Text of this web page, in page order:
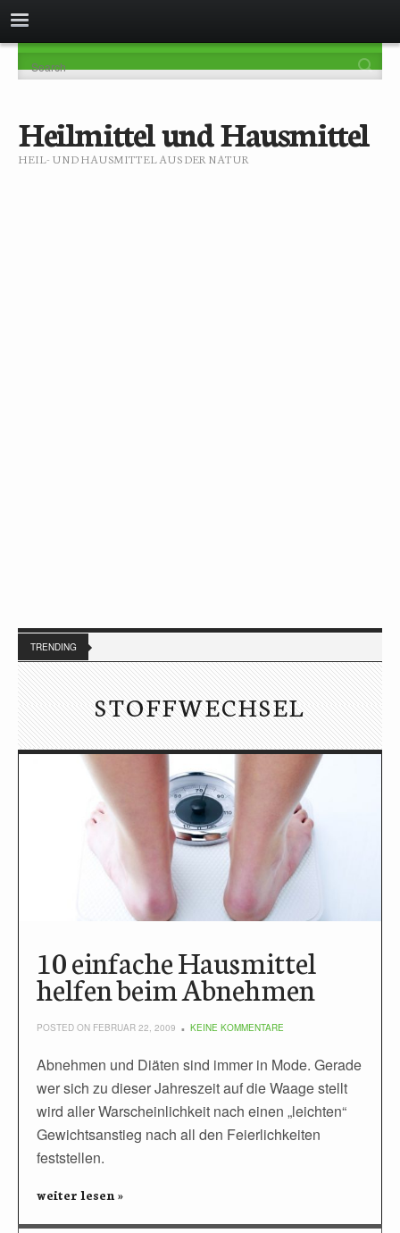
Heilmittel und Hausmittel
HEIL- UND HAUSMITTEL AUS DER NATUR
TRENDING
STOFFWECHSEL
10 einfache Hausmittel
helfen beim Abnehmen
POSTED ON FEBRUAR 22, 2009 KEINE KOMMENTARE
Abnehmen und Diäten sind immer in Mode. Gerade
wer sich zu dieser Jahreszeit auf die Waage stellt
wird aller Warscheinlichkeit nach einen „leichten“
Gewichtsanstieg nach all den Feierlichkeiten
feststellen.
weiter lesen »